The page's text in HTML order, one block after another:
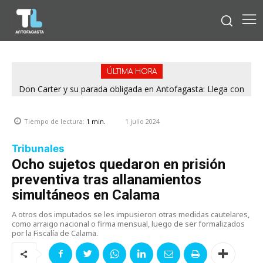
ÚLTIMA HORA
Don Carter y su parada obligada en Antofagasta: Llega con
Tiempo de lectura: 1 min. 1 julio 2024
Tribunales
Ocho sujetos quedaron en prisión
preventiva tras allanamientos
simultáneos en Calama
A otros dos imputados se les impusieron otras medidas cautelares,
como arraigo nacional o firma mensual, luego de ser formalizados
por la Fiscalía de Calama.